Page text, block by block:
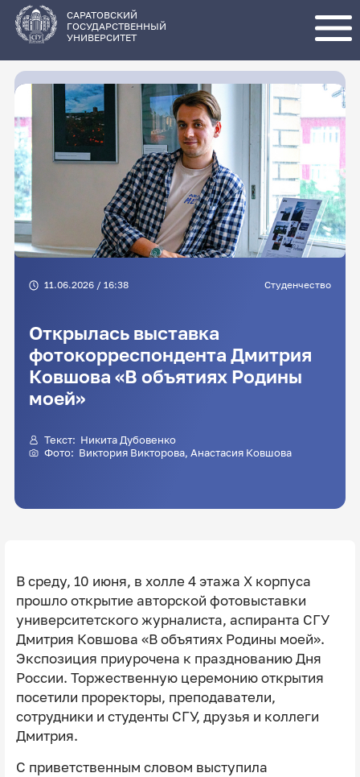
основному
содержанию
САРАТОВСКИЙ
ГОСУДАРСТВЕННЫЙ
УНИВЕРСИТЕТ
11.06.2026 / 16:38 Студенчество
Открылась выставка
фотокорреспондента Дмитрия
Ковшова «В объятиях Родины
моей»
Текст: Никита Дубовенко
Фото: Виктория Викторова, Анастасия Ковшова
В среду, 10 июня, в холле 4 этажа X корпуса
прошло открытие авторской фотовыставки
университетского журналиста, аспиранта СГУ
Дмитрия Ковшова «В объятиях Родины моей».
Экспозиция приурочена к празднованию Дня
России. Торжественную церемонию открытия
посетили проректоры, преподаватели,
сотрудники и студенты СГУ, друзья и коллеги
Дмитрия.
С приветственным словом выступила